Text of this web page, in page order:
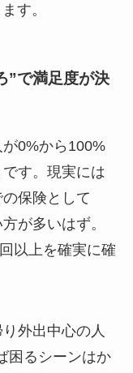
す。
”で満足度が決
0%から100%
す。現実には
保険として
が多いはず。
以上を確実に確
外出中心の人
困るシーンはか